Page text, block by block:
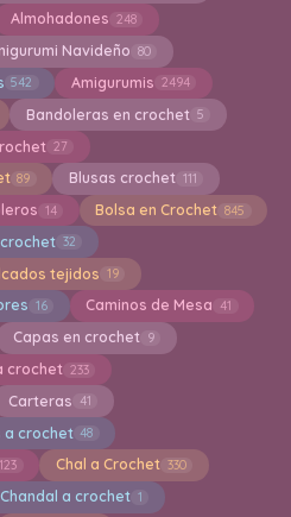
Almohadones 248
Navideño 80
542 Amigurumis 2494
Bandoleras en crochet 5
27
89 Blusas crochet 111
14 Bolsa en Crochet 845
32
tejidos 19
16 Caminos de Mesa 41
Capas en crochet 9
crochet 233
Carteras 41
a crochet 48
123 Chal a Crochet 330
Chandal a crochet 1